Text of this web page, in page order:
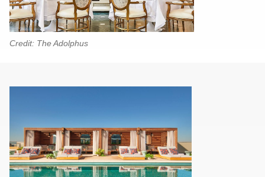
Credit: The Adolphus